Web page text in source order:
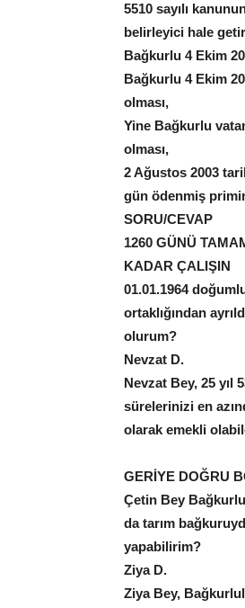
5510 sayılı
belirleyici hale
Bağkurlu 4 Ekim
Bağkurlu 4 Ekim
olması,
Yine Bağkurlu
olması,
2 Ağustos 2003
gün ödenmiş
SORU/CEVAP
1260 GÜNÜ
KADAR ÇALIŞIN
01.01.1964
ortaklığından
Nevzat D.
Nevzat Bey, 25
sürelerinizi en
olarak emekli
GERİYE DOĞRU
Çetin Bey
da tarım
Ziya D.
Ziya Bey,